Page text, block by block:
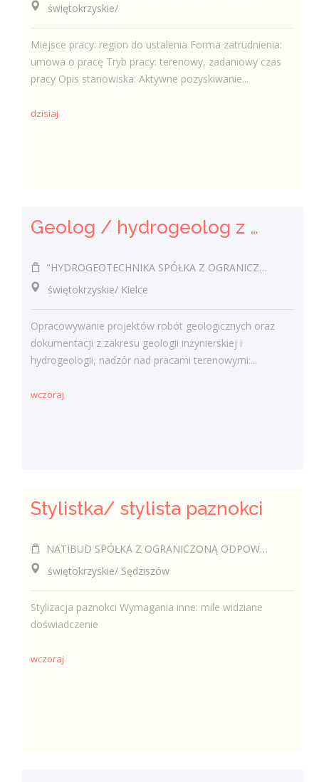
świętokrzyskie/
Miejsce pracy: region do ustalenia Forma zatrudnienia:
umowa o pracę Tryb pracy: terenowy, zadaniowy czas
pracy Opis stanowiska: Aktywne pozyskiwanie...
dzisiaj
Geolog / hydrogeolog z uprawnieniami (k/m)
"HYDROGEOTECHNIKA SPÓŁKA Z OGRANICZONĄ ODPOWIEDZIALNOŚCIĄ".
świętokrzyskie/ Kielce
Opracowywanie projektów robót geologicznych oraz
dokumentacji z zakresu geologii inżynierskiej i
hydrogeologii, nadzór nad pracami terenowymi:...
wczoraj
Stylistka/ stylista paznokci
NATIBUD SPÓŁKA Z OGRANICZONĄ ODPOWIEDZIALNOŚCIĄ
świętokrzyskie/ Sędziszów
Stylizacja paznokci Wymagania inne: mile widziane
doświadczenie
wczoraj